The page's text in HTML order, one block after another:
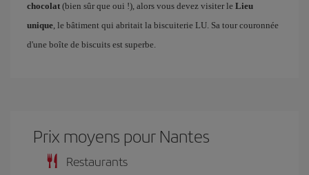
chocolat (bien sûr que oui !), alors vous devez visiter le Lieu
unique, le bâtiment qui abritait la biscuiterie LU. Sa tour couronnée
d'une boîte de biscuits est superbe.
Prix ​​moyens pour Nantes
Restaurants